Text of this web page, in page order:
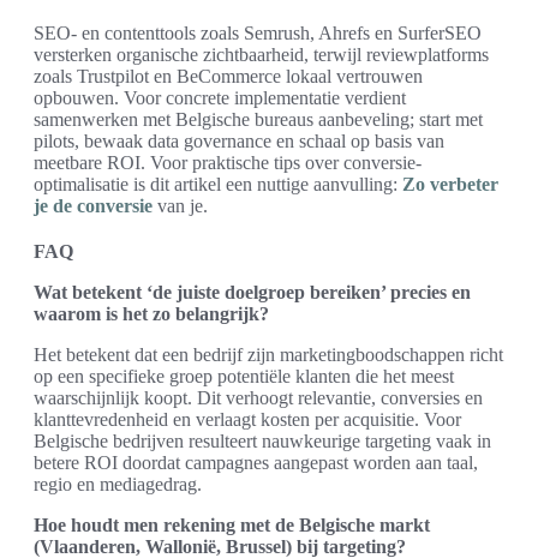
SEO- en contenttools zoals Semrush, Ahrefs en SurferSEO
versterken organische zichtbaarheid, terwijl reviewplatforms
zoals Trustpilot en BeCommerce lokaal vertrouwen
opbouwen. Voor concrete implementatie verdient
samenwerken met Belgische bureaus aanbeveling; start met
pilots, bewaak data governance en schaal op basis van
meetbare ROI. Voor praktische tips over conversie-
optimalisatie is dit artikel een nuttige aanvulling: Zo verbeter
je de conversie van je.
FAQ
Wat betekent ‘de juiste doelgroep bereiken’ precies en
waarom is het zo belangrijk?
Het betekent dat een bedrijf zijn marketingboodschappen richt
op een specifieke groep potentiële klanten die het meest
waarschijnlijk koopt. Dit verhoogt relevantie, conversies en
klanttevredenheid en verlaagt kosten per acquisitie. Voor
Belgische bedrijven resulteert nauwkeurige targeting vaak in
betere ROI doordat campagnes aangepast worden aan taal,
regio en mediagedrag.
Hoe houdt men rekening met de Belgische markt
(Vlaanderen, Wallonië, Brussel) bij targeting?